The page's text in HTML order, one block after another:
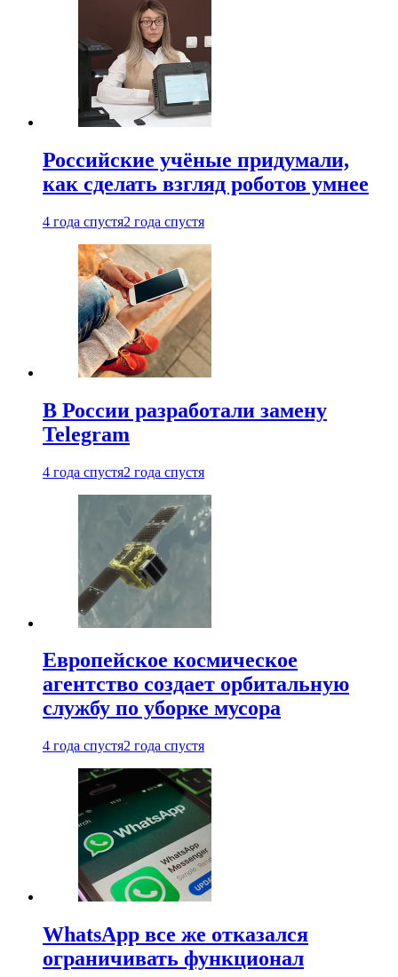
Российские учёные придумали,
как сделать взгляд роботов умнее
4 года спустя2 года спустя
В России разработали замену
Telegram
4 года спустя2 года спустя
Европейское космическое
агентство создает орбитальную
службу по уборке мусора
4 года спустя2 года спустя
WhatsApp все же отказался
ограничивать функционал